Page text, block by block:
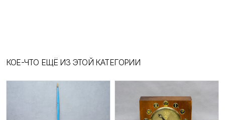
КОЕ-ЧТО ЕЩЁ ИЗ ЭТОЙ КАТЕГОРИИ